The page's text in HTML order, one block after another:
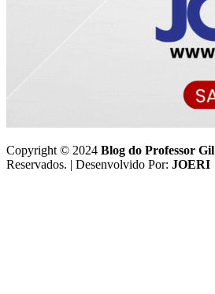
Copyright © 2024 Blog do Professor Gil
Reservados. | Desenvolvido Por: JOERI